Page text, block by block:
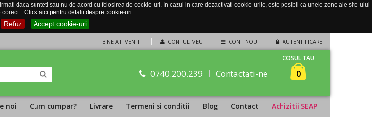
daca sunteti sau nu de acord cu folosirea de cookie-uri. In cazul in care dezactivati cookie-urile, este posibil ca unele zone ale site-ului
corect.
Click aici pentru detalii despre cookie-uri.
Refuz Accept cookie-uri
CONTUL MEU CONT NOU AUTENTIFICARE
BINE ATI VENIT!
0740.200.239 Contactati-ne
COSUL TAU
0
noi Cum cumpar? Livrare Termeni si conditii Blog Contact Achizitii SEAP